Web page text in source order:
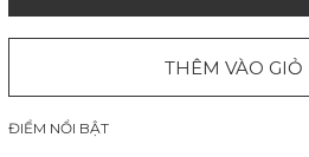
THÊM VÀO GIỎ
ĐIỂM NỔI BẬT